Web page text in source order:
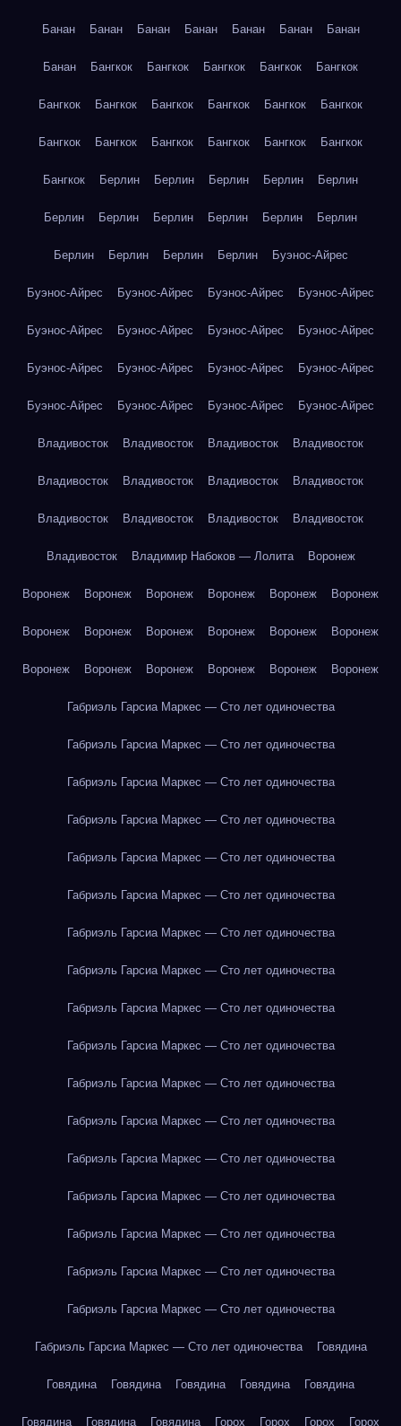
Банан Банан Банан Банан Банан Банан Банан
Банан Бангкок Бангкок Бангкок Бангкок Бангкок
Бангкок Бангкок Бангкок Бангкок Бангкок Бангкок
Бангкок Бангкок Бангкок Бангкок Бангкок Бангкок
Бангкок Берлин Берлин Берлин Берлин Берлин
Берлин Берлин Берлин Берлин Берлин Берлин
Берлин Берлин Берлин Берлин Буэнос-Айрес
Буэнос-Айрес Буэнос-Айрес Буэнос-Айрес Буэнос-Айрес
Буэнос-Айрес Буэнос-Айрес Буэнос-Айрес Буэнос-Айрес
Буэнос-Айрес Буэнос-Айрес Буэнос-Айрес Буэнос-Айрес
Буэнос-Айрес Буэнос-Айрес Буэнос-Айрес Буэнос-Айрес
Владивосток Владивосток Владивосток Владивосток
Владивосток Владивосток Владивосток Владивосток
Владивосток Владивосток Владивосток Владивосток
Владивосток Владимир Набоков — Лолита Воронеж
Воронеж Воронеж Воронеж Воронеж Воронеж Воронеж
Воронеж Воронеж Воронеж Воронеж Воронеж Воронеж
Воронеж Воронеж Воронеж Воронеж Воронеж Воронеж
Габриэль Гарсиа Маркес — Сто лет одиночества
Габриэль Гарсиа Маркес — Сто лет одиночества
Габриэль Гарсиа Маркес — Сто лет одиночества
Габриэль Гарсиа Маркес — Сто лет одиночества
Габриэль Гарсиа Маркес — Сто лет одиночества
Габриэль Гарсиа Маркес — Сто лет одиночества
Габриэль Гарсиа Маркес — Сто лет одиночества
Габриэль Гарсиа Маркес — Сто лет одиночества
Габриэль Гарсиа Маркес — Сто лет одиночества
Габриэль Гарсиа Маркес — Сто лет одиночества
Габриэль Гарсиа Маркес — Сто лет одиночества
Габриэль Гарсиа Маркес — Сто лет одиночества
Габриэль Гарсиа Маркес — Сто лет одиночества
Габриэль Гарсиа Маркес — Сто лет одиночества
Габриэль Гарсиа Маркес — Сто лет одиночества
Габриэль Гарсиа Маркес — Сто лет одиночества
Габриэль Гарсиа Маркес — Сто лет одиночества
Габриэль Гарсиа Маркес — Сто лет одиночества Говядина
Говядина Говядина Говядина Говядина Говядина
Говядина Говядина Говядина Горох Горох Горох Горох